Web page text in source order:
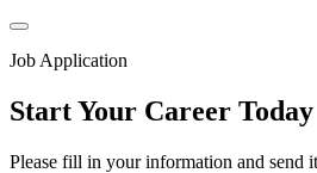
Job Application
Start Your Career Today
Please fill in your information and send